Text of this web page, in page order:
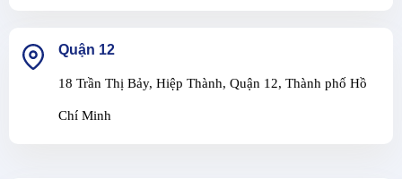
Quận 12
18 Trần Thị Bảy, Hiệp Thành, Quận 12, Thành phố Hồ
Chí Minh